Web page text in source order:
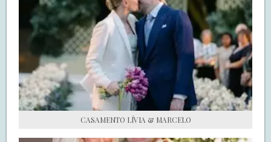
DECORAÇÃO
DE NOIVA PRA NOIVA
S.O.S CASADAS
FALE COM O SAY I DO
CASAMENTO LÍVIA & MARCELO